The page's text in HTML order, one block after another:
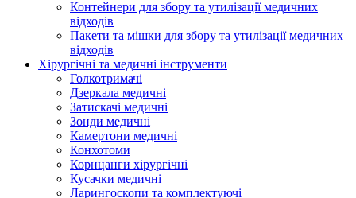
Контейнери для збору та утилізації медичних
відходів
Пакети та мішки для збору та утилізації медичних
відходів
Хірургічні та медичні інструменти
Голкотримачі
Дзеркала медичні
Затискачі медичні
Зонди медичні
Камертони медичні
Конхотоми
Корнцанги хірургічні
Кусачки медичні
Ларингоскопи та комплектуючі